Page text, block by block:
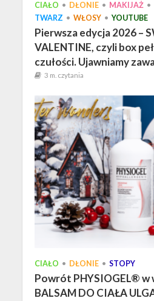
CIAŁO • DŁONIE • MAKIJAŻ •
TWARZ • WŁOSY • YOUTUBE
Pierwsza edycja 2026 –
VALENTINE, czyli box
czułości. Ujawniamy
3 m. czytania
CIAŁO • DŁONIE • STOPY
Powrót PHYSIOGEL® w
BALSAM DO CIAŁA